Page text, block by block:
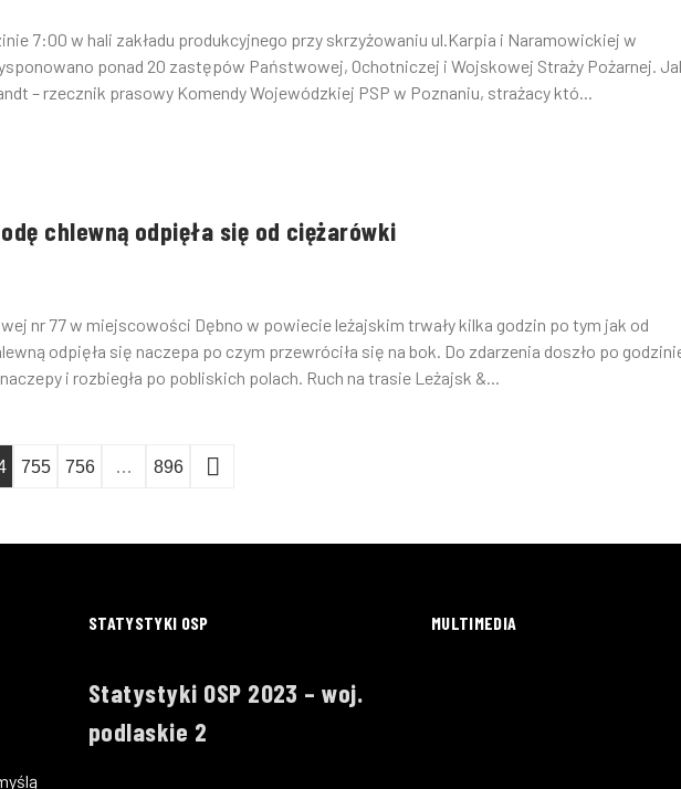
7:00 w hali zakładu produkcyjnego przy skrzyżowaniu ul.Karpia i Naramowickiej w
ponad 20 zastępów Państwowej, Ochotniczej i Wojskowej Straży Pożarnej.
– rzecznik prasowy Komendy Wojewódzkiej PSP w Poznaniu, strażacy któ...
chlewną odpięła się od ciężarówki
nr 77 w miejscowości Dębno w powiecie leżajskim trwały kilka godzin po tym jak od
odpięła się naczepa po czym przewróciła się na bok. Do zdarzenia doszło po
i rozbiegła po pobliskich polach. Ruch na trasie Leżajsk &...
755 756 … 896
STATYSTYKI OSP
Statystyki OSP 2023 – woj.
podlaskie 2
MULTIMEDIA